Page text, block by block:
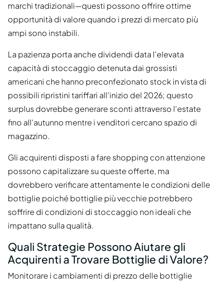
marchi tradizionali—questi possono offrire ottime
opportunità di valore quando i prezzi di mercato più
ampi sono instabili.
La pazienza porta anche dividendi data l'elevata
capacità di stoccaggio detenuta dai grossisti
americani che hanno preconfezionato stock in vista di
possibili ripristini tariffari all'inizio del 2026; questo
surplus dovrebbe generare sconti attraverso l'estate
fino all'autunno mentre i venditori cercano spazio di
magazzino.
Gli acquirenti disposti a fare shopping con attenzione
possono capitalizzare su queste offerte, ma
dovrebbero verificare attentamente le condizioni delle
bottiglie poiché bottiglie più vecchie potrebbero
soffrire di condizioni di stoccaggio non ideali che
impattano sulla qualità.
Quali Strategie Possono Aiutare gli
Acquirenti a Trovare Bottiglie di Valore?
Monitorare i cambiamenti di prezzo delle bottiglie